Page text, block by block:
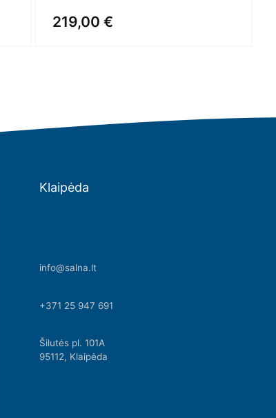
219,00 €
Klaipėda
info@salna.lt
+371 25 947 691
Šilutės pl. 101A
95112, Klaipėda